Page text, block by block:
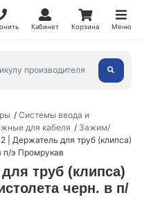
Кабинет Корзина Меню
Системы ввода и
для кабеля
Зажим/
| Держатель для труб (клипса)
п/э Промрукав
труб (клипса)
черн. в п/